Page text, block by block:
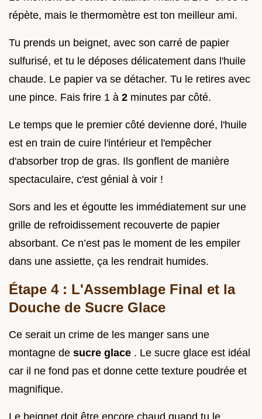
répète, mais le thermomètre est ton meilleur ami.
Tu prends un beignet, avec son carré de papier
sulfurisé, et tu le déposes délicatement dans l'huile
chaude. Le papier va se détacher. Tu le retires avec
une pince. Fais frire 1 à 2 minutes par côté.
Le temps que le premier côté devienne doré, l'huile
est en train de cuire l'intérieur et l'empêcher
d'absorber trop de gras. Ils gonflent de manière
spectaculaire, c'est génial à voir !
Sors and les et égoutte les immédiatement sur une
grille de refroidissement recouverte de papier
absorbant. Ce n’est pas le moment de les empiler
dans une assiette, ça les rendrait humides.
Étape 4 : L'Assemblage Final et la
Douche de Sucre Glace
Ce serait un crime de les manger sans une
montagne de sucre glace . Le sucre glace est idéal
car il ne fond pas et donne cette texture poudrée et
magnifique.
Le beignet doit être encore chaud quand tu le